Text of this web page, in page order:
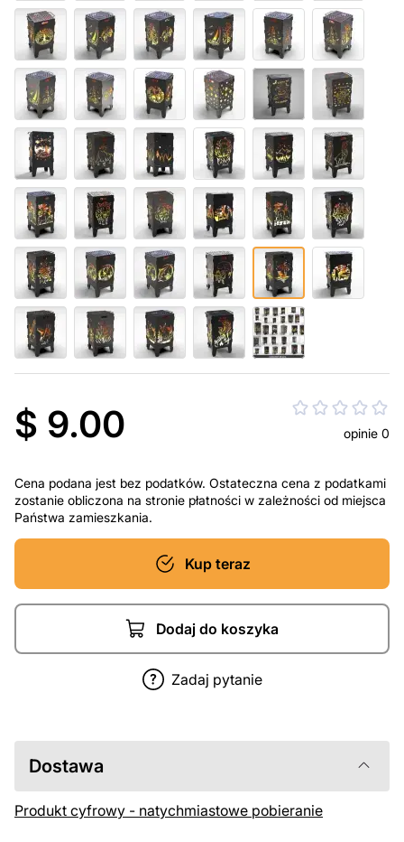
$ 9.00 opinie 0
Cena podana jest bez podatków. Ostateczna cena z podatkami
zostanie obliczona na stronie płatności w zależności od miejsca
Państwa zamieszkania.
Kup teraz
Dodaj do koszyka
Zadaj pytanie
Dostawa
Produkt cyfrowy - natychmiastowe pobieranie